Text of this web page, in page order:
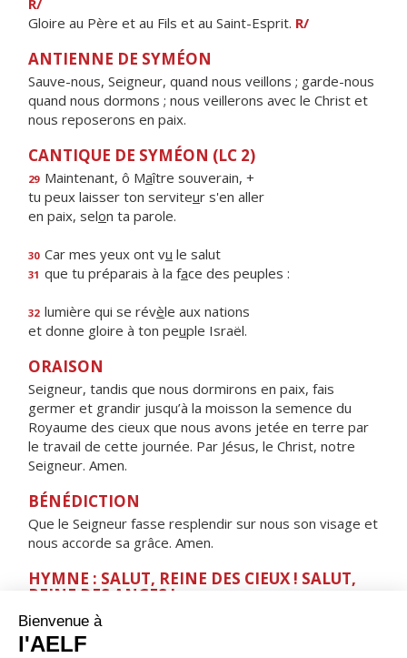
R/
Gloire au Père et au Fils et au Saint-Esprit. R/
ANTIENNE DE SYMÉON
Sauve-nous, Seigneur, quand nous veillons ; garde-nous
quand nous dormons ; nous veillerons avec le Christ et
nous reposerons en paix.
CANTIQUE DE SYMÉON (LC 2)
29 Maintenant, ô Maître souverain, +
tu peux laisser ton serviteur s'en aller
en paix, selon ta parole.
30 Car mes yeux ont vu le salut
31 que tu préparais à la face des peuples :
32 lumière qui se révèle aux nations
et donne gloire à ton peuple Israël.
ORAISON
Seigneur, tandis que nous dormirons en paix, fais
germer et grandir jusqu’à la moisson la semence du
Royaume des cieux que nous avons jetée en terre par
le travail de cette journée. Par Jésus, le Christ, notre
Seigneur. Amen.
BÉNÉDICTION
Que le Seigneur fasse resplendir sur nous son visage et
nous accorde sa grâce. Amen.
HYMNE : SALUT, REINE DES CIEUX ! SALUT,
REINE DES ANGES !
Salut, Reine des cieux ! Salut, Reine des anges !
Salut, Tige féconde ! Salut, Porte du ciel !